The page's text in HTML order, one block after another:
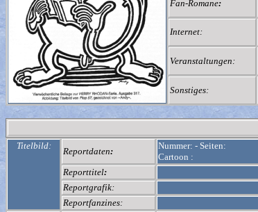
Fan-Romane:
Internet:
Veranstaltungen:
Sonstiges:
Titelbild:
Reportdaten:
Nummer: - Seiten:
Cartoon :
Reporttitel:
Reportgrafik:
Reportfanzines: